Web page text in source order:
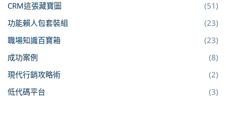
CRM這張藏寶圖
(51)
功能賴人包套裝組
(23)
職場知識百寶箱
(23)
成功案例
(8)
現代行銷攻略術
(2)
低代碼平台
(3)